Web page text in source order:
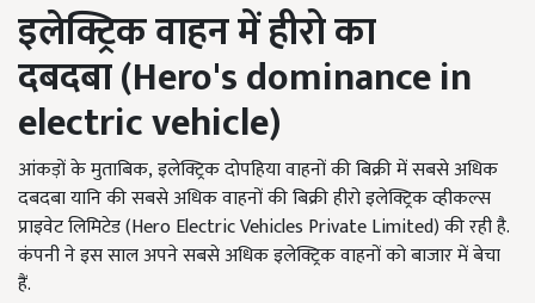
इलेक्ट्रिक वाहन में हीरो का
दबदबा(Hero's dominance in
electric vehicle)
आंकड़ों के मुताबिक, इलेक्ट्रिक दोपहिया वाहनों की बिक्री में सबसे अधिक
दबदबा यानि की सबसे अधिक वाहनों की बिक्री हीरो इलेक्ट्रिक व्हीकल्स
प्राइवेट लिमिटेड (Hero Electric Vehicles Private Limited) की रही है.
कंपनी ने इस साल अपने सबसे अधिक इलेक्ट्रिक वाहनों को बाजार में बेचा
हैं.